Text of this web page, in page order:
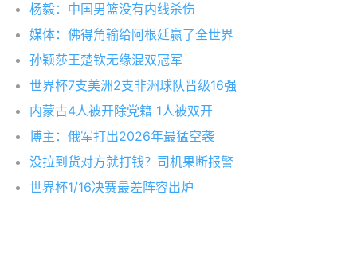
杨毅：中国男篮没有内线杀伤
媒体：佛得角输给阿根廷赢了全世界
孙颖莎王楚钦无缘混双冠军
世界杯7支美洲2支非洲球队晋级16强
内蒙古4人被开除党籍 1人被双开
博主：俄军打出2026年最猛空袭
没拉到货对方就打钱？司机果断报警
世界杯1/16决赛最差阵容出炉